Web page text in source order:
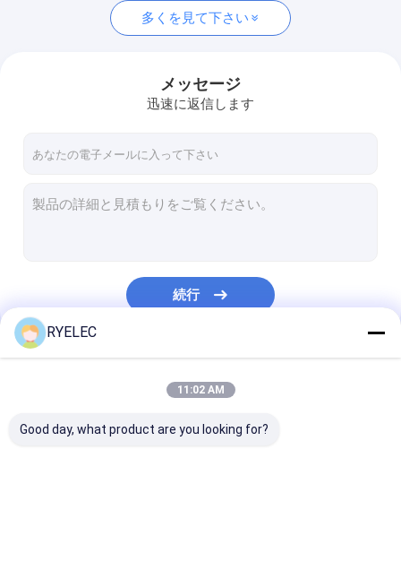
LVDS のケーブル会議
カスタム ケーブル ・ アセンブリ
産業用ワイヤリングハーネス
JST ワイヤーハーネス
ネットワークのパッチ・コード
多くを見て下さい
メッセージ
迅速に返信します
続行
RYELEC
11:02 AM
Good day, what product are you looking for?